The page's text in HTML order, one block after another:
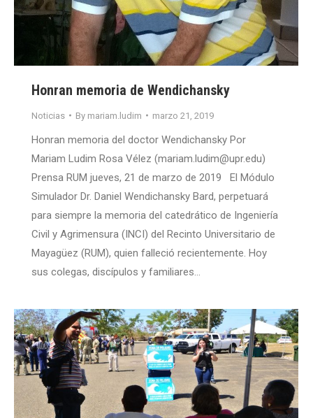
Honran memoria de Wendichansky
Noticias By mariam.ludim marzo 21, 2019
Honran memoria del doctor Wendichansky Por
Mariam Ludim Rosa Vélez (mariam.ludim@upr.edu)
Prensa RUM jueves, 21 de marzo de 2019 El Módulo
Simulador Dr. Daniel Wendichansky Bard, perpetuará
para siempre la memoria del catedrático de Ingeniería
Civil y Agrimensura (INCI) del Recinto Universitario de
Mayagüez (RUM), quien falleció recientemente. Hoy
sus colegas, discípulos y familiares…